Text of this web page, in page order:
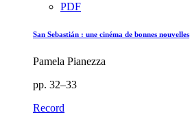
PDF
San Sebastián : une cinéma de bonnes nouvelles
Pamela Pianezza
pp. 32–33
Record